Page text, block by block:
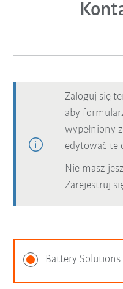
Zaloguj się
aby
wypełniony
edytować te
Nie masz
Zarejestruj
Battery Solutions